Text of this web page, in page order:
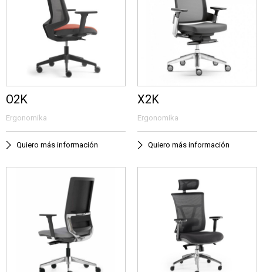
O2K
Ergonomika
Quiero más información
X2K
Ergonomika
Quiero más información